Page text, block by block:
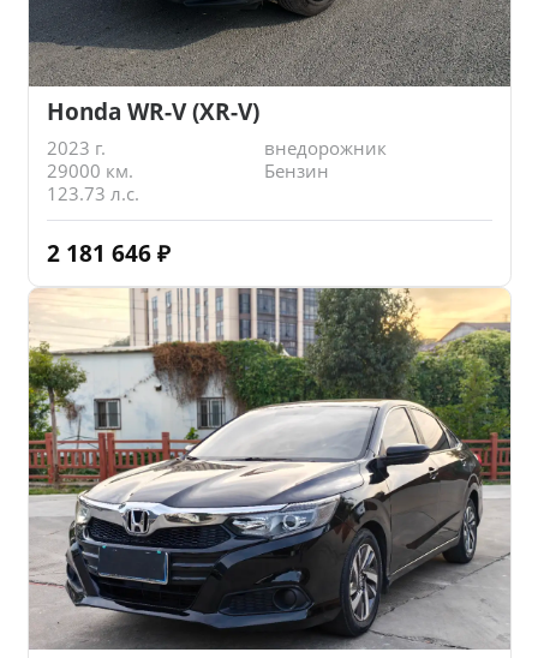
Honda WR-V (XR-V)
2023 г.
внедорожник
29000 км.
Бензин
123.73 л.с.
2 181 646 ₽